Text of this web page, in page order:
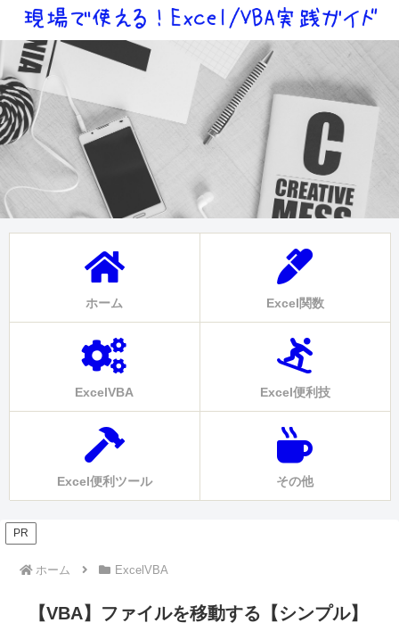
ホーム Excel関数
ExcelVBA Excel便利技
Excel便利ツール その他
PR
ホーム ExcelVBA
【VBA】ファイルを移動する【シンプル】